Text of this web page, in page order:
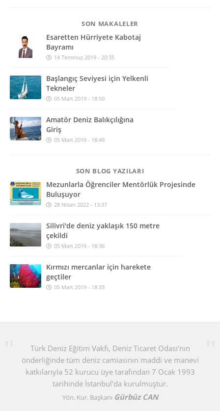
SON MAKALELER
Esaretten Hürriyete Kabotaj
Bayramı
14 Temmuz 2019 - 20:35
Başlangıç Seviyesi için Yelkenli
Tekneler
05 Mart 2019 - 18:50
Amatör Deniz Balıkçılığına
Giriş
05 Mart 2019 - 18:49
SON BLOG YAZILARI
Mezunlarla Öğrenciler Mentörlük Projesinde
Buluşuyor
28 Nisan 2022 - 13:37
Silivri'de deniz yaklaşık 150 metre
çekildi
05 Mart 2019 - 18:36
Kırmızı mercanlar için harekete
geçtiler
05 Mart 2019 - 18:33
Türk Deniz Eğitim Vakfı, Deniz Ticaret Odası’nın
önderliğinde tüm deniz camiasının maddi ve manevi
katkılarıyla 52 kurucu üye tarafından 7 Ocak 1993
tarihinde İstanbul’da kurulmuştur.
Yön. Kur. Başkanı Gürbüz CAN